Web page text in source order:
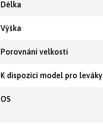
Délka
Výška
Porovnání velkosti
K dispozici model pro leváky
OS